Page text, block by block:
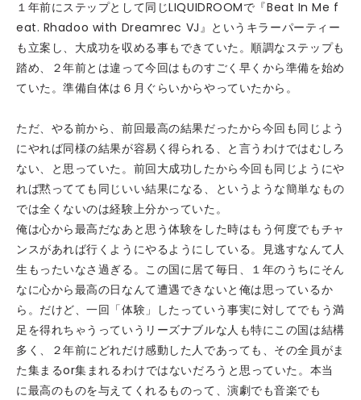
１年前にステップとして同じLIQUIDROOMで『Beat In Me f
eat. Rhadoo with Dreamrec VJ』というキラーパーティー
も立案し、大成功を収める事もできていた。順調なステップも
踏め、２年前とは違って今回はものすごく早くから準備を始め
ていた。準備自体は６月ぐらいからやっていたから。
ただ、やる前から、前回最高の結果だったから今回も同じよう
にやれば同様の結果が容易く得られる、と言うわけではむしろ
ない、と思っていた。前回大成功したから今回も同じようにや
れば黙ってても同じいい結果になる、というような簡単なもの
では全くないのは経験上分かっていた。
俺は心から最高だなあと思う体験をした時はもう何度でもチャ
ンスがあれば行くようにやるようにしている。見逃すなんて人
生もったいなさ過ぎる。この国に居て毎日、１年のうちにそん
なに心から最高の日なんて遭遇できないと俺は思っているか
ら。だけど、一回「体験」したっていう事実に対してでもう満
足を得れちゃうっていうリーズナブルな人も特にこの国は結構
多く、２年前にどれだけ感動した人であっても、その全員がま
た集まるor集まれるわけではないだろうと思っていた。本当
に最高のものを与えてくれるものって、演劇でも音楽でも